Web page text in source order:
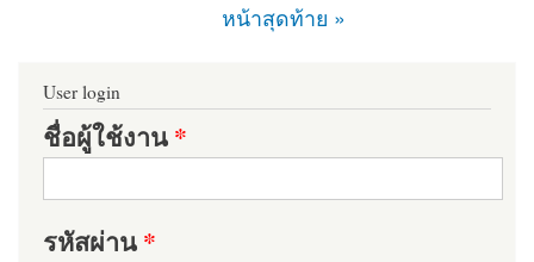
หน้าสุดท้าย »
User login
ชื่อผู้ใช้งาน*
รหัสผ่าน*